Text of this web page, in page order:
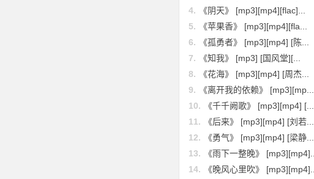
4.
《阴天》 [mp3][mp4][flac]...
5.
《苹果香》 [mp3][mp4][fla...
6.
《孤勇者》 [mp3][mp4] [陈...
7.
《知我》 [mp3] [国风堂][...
8.
《花海》 [mp3][mp4] [周杰...
9.
《离开我的依赖》 [mp3][mp...
10.
《千千阙歌》 [mp3][mp4] [...
11.
《后来》 [mp3][mp4] [刘若...
12.
《勇气》 [mp3][mp4] [梁静...
13.
《雨下一整晚》 [mp3][mp4]...
14.
《晚风心里吹》 [mp3][mp4]...